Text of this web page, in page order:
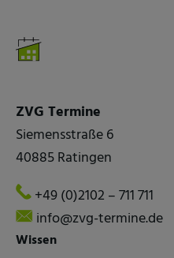
ZVG Termine
Siemensstraße 6
40885 Ratingen
+49 (0)2102 – 711 711
info@zvg-termine.de
Wissen